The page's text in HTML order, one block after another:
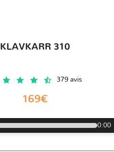
KLAVKARR 310
379 avis
169€
0:00